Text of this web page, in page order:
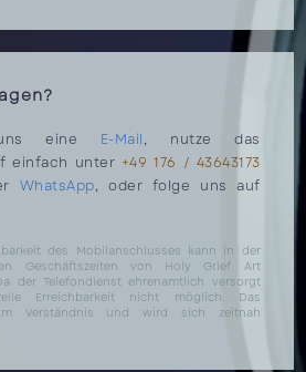
eine E-Mail, nutze das
einfach unter +49 176 / 43643173
WhatsApp, oder folge uns auf
des Mobilanschlusses kann in der
Geschäftszeiten von Holy Grief Art
der Telefondienst ehrenamtlich versorgt
Erreichbarkeit nicht möglich. Das
Verständnis und wird sich zeitnah